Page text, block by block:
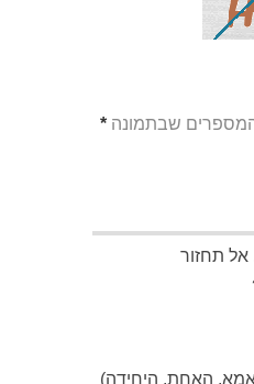
שבתמונה *
האחת, היחידה)